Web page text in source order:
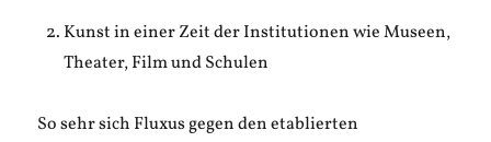
Kunst in einer Zeit der Institutionen wie Museen,
Theater, Film und Schulen
So sehr sich Fluxus gegen den etablierten